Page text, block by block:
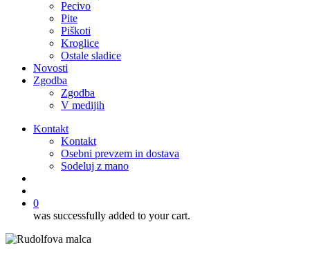
Pecivo
Pite
Piškoti
Kroglice
Ostale sladice
Novosti
Zgodba
Zgodba
V medijih
Kontakt
Kontakt
Osebni prevzem in dostava
Sodeluj z mano
0
was successfully added to your cart.